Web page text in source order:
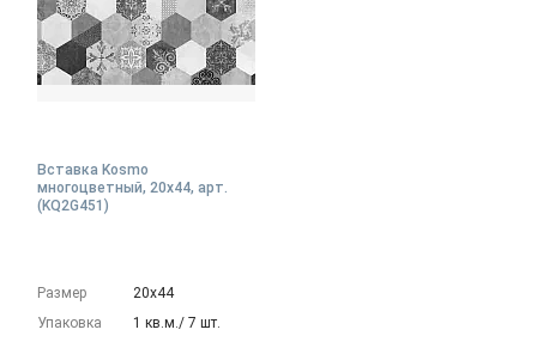
Вставка Kosmo
многоцветный, 20x44, арт.
(KQ2G451)
Размер
20х44
Упаковка
1 кв.м./ 7 шт.